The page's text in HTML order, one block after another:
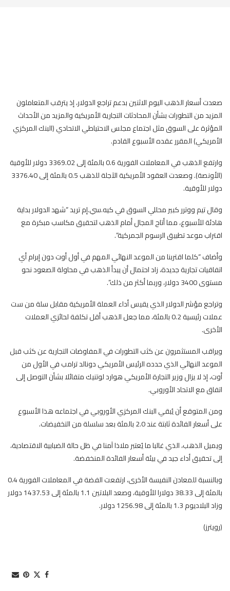
صعدت أسعار الذهب اليوم الاثنين بدعم تراجع الدولار، إذ يترقب المتعاملون
المزيد من التطورات بشأن المحادثات التجارية الأمريكية والمزيد من الأحداث
المؤثرة على السوق مثل اجتماع مجلس الاحتياطي الاتحادي (البنك المركزي
الأمريكي) المقرر عقده الأسبوع القادم.
وارتفع الذهب في المعاملات الفورية 0.6 بالمئة إلى 3369.02 دولار للأوقية
(الأونصة). وصعدت العقود الأمريكية الآجلة للذهب 0.5 بالمئة إلى 3376.40
دولار للأوقية.
وقال تيم ووترر كبير محللي السوق في كيه.سي.إم تريد “شهد الدولار بداية
هادئة للأسبوع، مما أتاح المجال أمام الذهب لتحقيق مكاسب مبكرة مع
اقتراب موعد تطبيق الرسوم الجمركية”.
وأضاف “كلما اقتربنا من الموعد النهائي المهم في أول أوت دون إبرام أي
اتفاقيات تجارية جديدة، زاد احتمال أن يبدأ الذهب في محاولة الصعود نحو
مستوى 3400 دولار، وربما أكثر من ذلك”.
وتراجع مؤشر الدولار الذي يقيس أداء العملة الأمريكية مقابل سلة من ست
عملات رئيسية 0.2 بالمئة، مما جعل الذهب أقل تكلفة لحائزي العملات
الأخرى.
ويراقب المستثمرون عن كثب التطورات في المفاوضات التجارية عن كثب قبل
الموعد النهائي الذي حدده الرئيس الأمريكي دونالد ترامب في الأول من
أوت، إذ لا يزال وزير التجارة الأمريكي هوارد لوتنيك متفائلا بشأن التوصل إلى
اتفاق مع الاتحاد الأوروبي.
ومن المتوقع أن يُبقي البنك المركزي الأوروبي في اجتماعه هذا الأسبوع
على أسعار الفائدة ثابتة عند 2.0 بالمئة بعد سلسلة من التخفيضات.
ويميل الذهب، الذي غالبا ما يُعتبر ملاذا آمنا في ظل حالة الضبابية الاقتصادية،
إلى تحقيق أداء جيد في بيئة أسعار الفائدة المنخفضة.
وبالنسبة للمعادن النفيسة الأخرى، ارتفعت الفضة في المعاملات الفورية 0.4
بالمئة إلى 38.33 دولارا للأوقية، وصعد البلاتين 1.1 بالمئة إلى 1437.53 دولار
وزاد البلاديوم 1.3 بالمئة إلى 1256.98 دولار.
(رويترز)